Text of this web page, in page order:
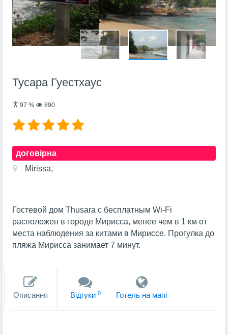
Тусара Гуестхаус
97 % 890
договірна
Mirissa,
Гостевой дом Thusara с бесплатным Wi-Fi
расположен в городе Мирисса, менее чем в 1 км от
места наблюдения за китами в Мириссе. Прогулка до
пляжа Мирисса занимает 7 минут.
Описання Вiдгуки 0 Готель на мапi